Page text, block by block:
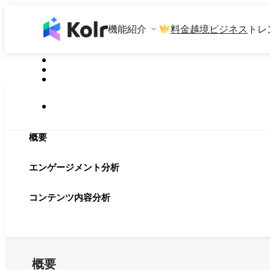
機能紹介 料金越境ビジネス ト
概要
エンゲージメント分析
コンテンツ内容分析
概要